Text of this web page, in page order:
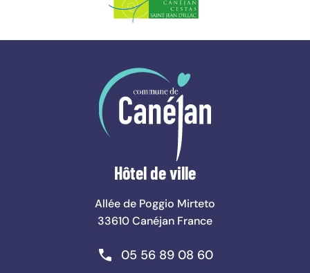
Hôtel de ville
Allée de Poggio Mirteto
33610 Canéjan France
Téléphone :
05 56 89 08 60